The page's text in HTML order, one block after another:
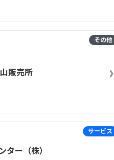
その他
販売所 ›
サービス
ター（株）